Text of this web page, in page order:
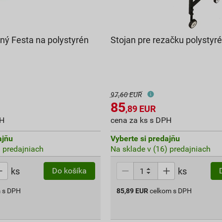
Festa na polystyrén
predajniach
ks Do košíka
DPH
Stojan pre rezačku
97,60 EUR
85,89 EUR
cena za ks s DPH
Vyberte si predajňu
Na sklade v (16) predajniach
ks
85,89 EURcelkom s DPH